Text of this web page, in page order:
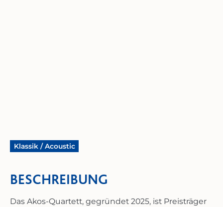
Klassik / Acoustic
BESCHREIBUNG
Das Akos-Quartett, gegründet 2025, ist Preisträger